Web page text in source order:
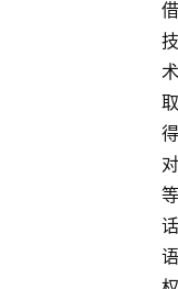
借
技
术
取
得
对
等
话
语